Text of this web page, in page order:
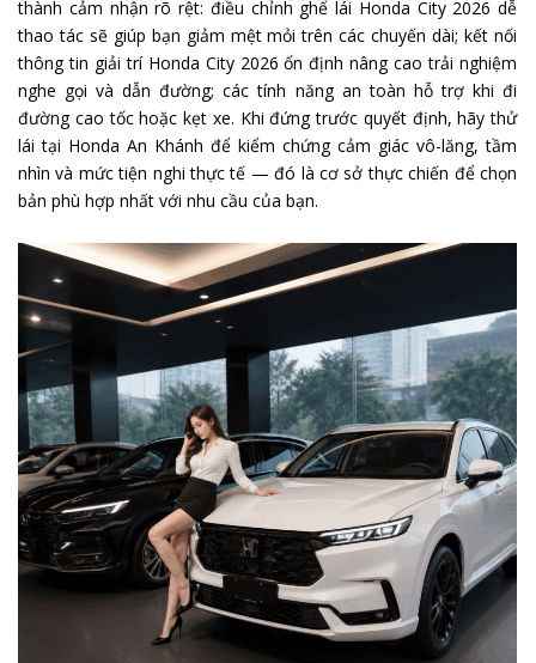
thành cảm nhận rõ rệt: điều chỉnh ghế lái Honda City 2026 dễ
thao tác sẽ giúp bạn giảm mệt mỏi trên các chuyến dài; kết nối
thông tin giải trí Honda City 2026 ổn định nâng cao trải nghiệm
nghe gọi và dẫn đường; các tính năng an toàn hỗ trợ khi đi
đường cao tốc hoặc kẹt xe. Khi đứng trước quyết định, hãy thử
lái tại Honda An Khánh để kiểm chứng cảm giác vô-lăng, tầm
nhìn và mức tiện nghi thực tế — đó là cơ sở thực chiến để chọn
bản phù hợp nhất với nhu cầu của bạn.